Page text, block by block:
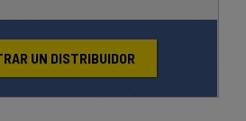
UN DISTRIBUIDOR